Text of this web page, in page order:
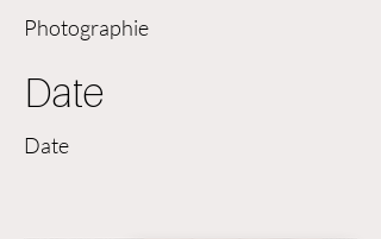
Photographie
Date
Date